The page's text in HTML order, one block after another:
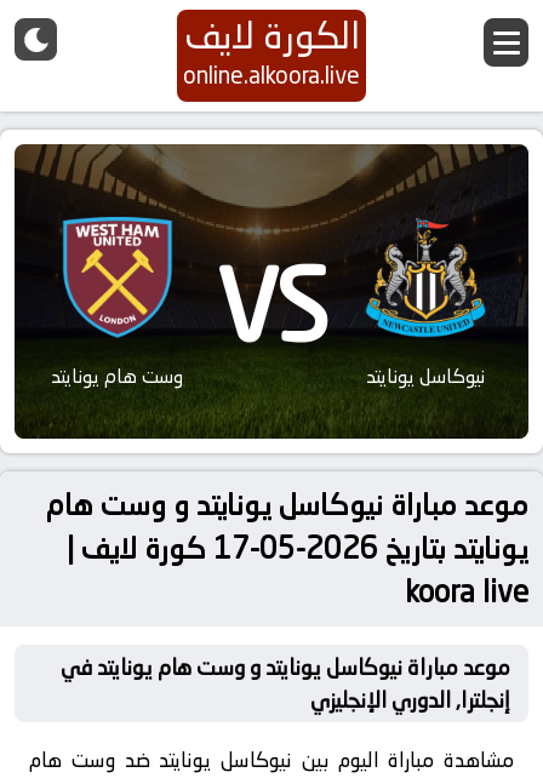
الكورة لايف
online.alkoora.live
نيوكاسل يونايتد VS وست هام يونايتد
موعد مباراة نيوكاسل يونايتد و وست هام
يونايتد بتاريخ 2026-05-17 كورة لايف |
koora live
موعد مباراة نيوكاسل يونايتد و وست هام يونايتد في
إنجلترا, الدوري الإنجليزي
مشاهدة مباراة اليوم بين نيوكاسل يونايتد ضد وست هام